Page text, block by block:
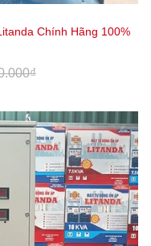
Chính Hãng 100%